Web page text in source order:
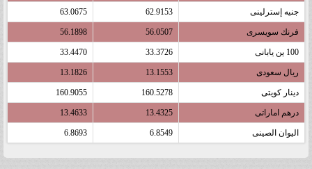
جنيه إسترلينى 62.9153
63.0675
فرنك سويسرى 56.0507
56.1898
100 ين يابانى 33.3726
33.4470
ريال سعودى 13.1553
13.1826
دينار كويتى 160.5278
160.9055
درهم اماراتى 13.4325
13.4633
اليوان الصينى 6.8549
6.8693